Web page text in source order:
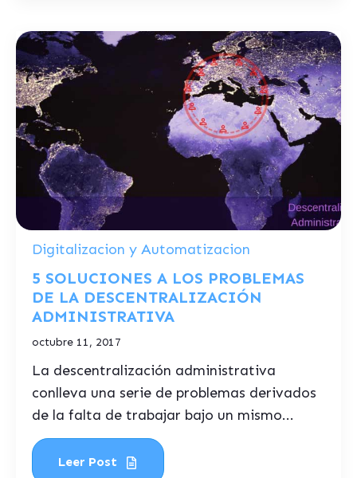
Digitalizacion y Automatizacion
5 SOLUCIONES A LOS PROBLEMAS
DE LA DESCENTRALIZACIÓN
ADMINISTRATIVA
octubre 11, 2017
La descentralización administrativa
conlleva una serie de problemas derivados
de la falta de trabajar bajo un mismo...
Leer Post